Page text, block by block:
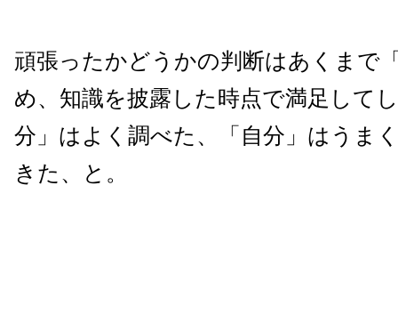
頑張ったかどうかの判断はあくまで
め、知識を披露した時点で満足して
分」はよく調べた、「自分」はうま
きた、と。